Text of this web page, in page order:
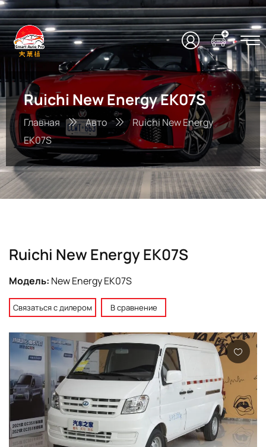
Ruichi New Energy EK07S
Главная Авто
Ruichi New Energy
EK07S
Ruichi New Energy EK07S
Модель: New Energy EK07S
Связаться с дилером В сравнение